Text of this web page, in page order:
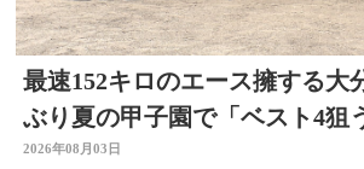
最速152キロのエース擁する
ぶり夏の甲子園で「ベスト4狙
代表と対戦
2026年08月03日